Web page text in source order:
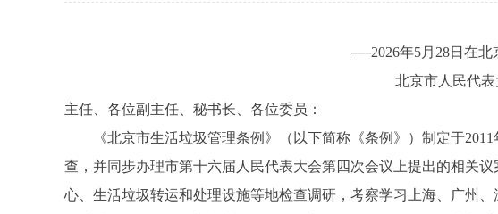
──2026年5月28日在
北京市人民代
主任、各位副主任、秘书长、各位委员：
《北京市生活垃圾管理条例》（以下简称《条例》）制定于2011
查，并同步办理市第十六届人民代表大会第四次会议上提出的相关
心、生活垃圾转运和处理设施等地检查调研，考察学习上海、广州